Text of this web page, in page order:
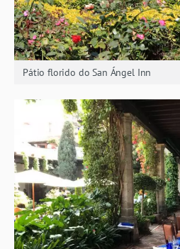
Pátio florido do San Ángel Inn